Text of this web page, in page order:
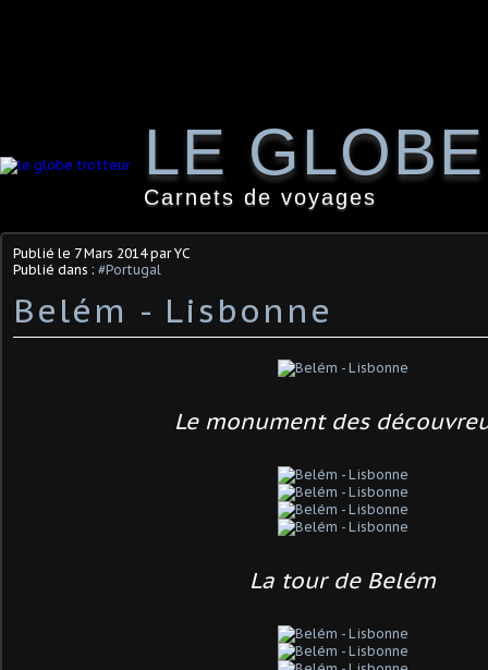
LE
Carnets de voyages
Publié le 7 Mars 2014par YC
Publié dans : #Portugal
Belém - Lisbonne
Le monument des
La tour de Belém